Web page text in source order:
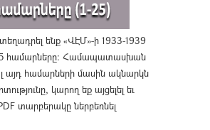
ենք «ՎԷՄ»-ի 1933-1939
համարները։ Համապատասխան
այդ համարների մասին ակնարկն
կարող եք այցելել եւ
տարբերակը ներբեռնել